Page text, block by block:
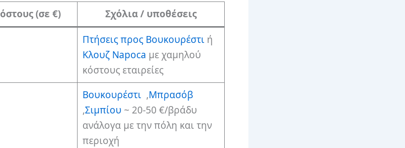
(σε €) Σχόλια / υποθέσεις
Πτήσεις προς Βουκουρέστιή
Κλουζ Napoca με χαμηλού
κόστους εταιρείες
Βουκουρέστι ,Μπρασόβ
,Σιμπίου ~ 20-50 €/βράδυ
ανάλογα με την πόλη και την
περιοχή